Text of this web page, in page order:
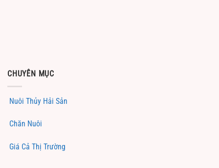
CHUYÊN MỤC
Nuôi Thủy Hải Sản
Chăn Nuôi
Giá Cả Thị Trường